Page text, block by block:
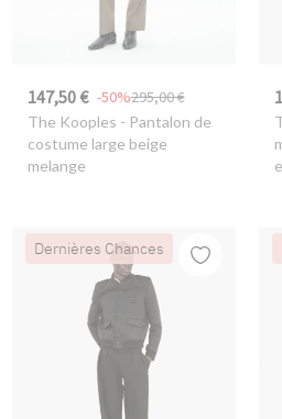
147,50 € 295,00 €
-50%
The Kooples - Pantalon de
costume large beige
melange
Dernières Chances